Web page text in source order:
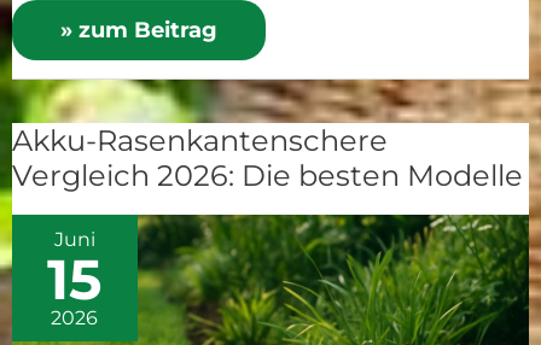
» zum Beitrag
Akku-Rasenkantenschere
Vergleich 2026: Die besten Modelle
Juni
15
2026
Akku-
Rasenkantenschere
Vergleich
2026:
Die
besten